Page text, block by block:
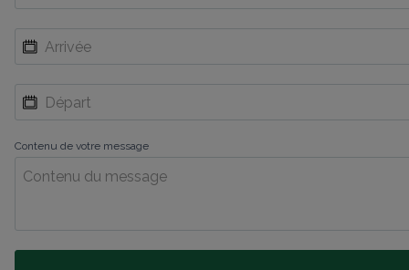
Contenu de votre message